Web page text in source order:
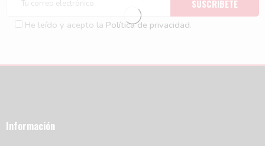
He leído y acepto la Política de privacidad.
Información